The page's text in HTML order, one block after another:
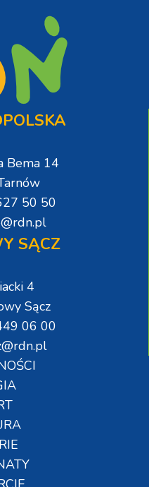
Bema 14
50 50
SĄCZ
4
Sącz
06 00